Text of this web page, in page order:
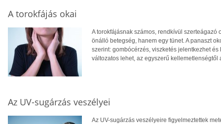
A torokfájás okai
A torokfájásnak számos, rendkívül szerteágazó
önálló betegség, hanem egy tünet. A panaszt
szerint: gombócérzés, viszketés jelentkezhet
változatos lehet, az egyszerű
Az UV-sugárzás veszélyei
Az UV-sugárzás veszélyeire figyelmeztettek